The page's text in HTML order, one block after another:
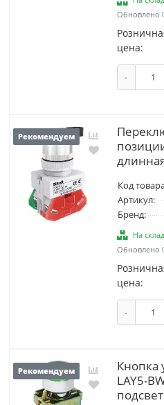
Обновлено
цена:
-
Рекомендуем
Код
Артикул:
Бренд:
На
Обновлено
цена:
-
Рекомендуем
Кнопка
LAY5-